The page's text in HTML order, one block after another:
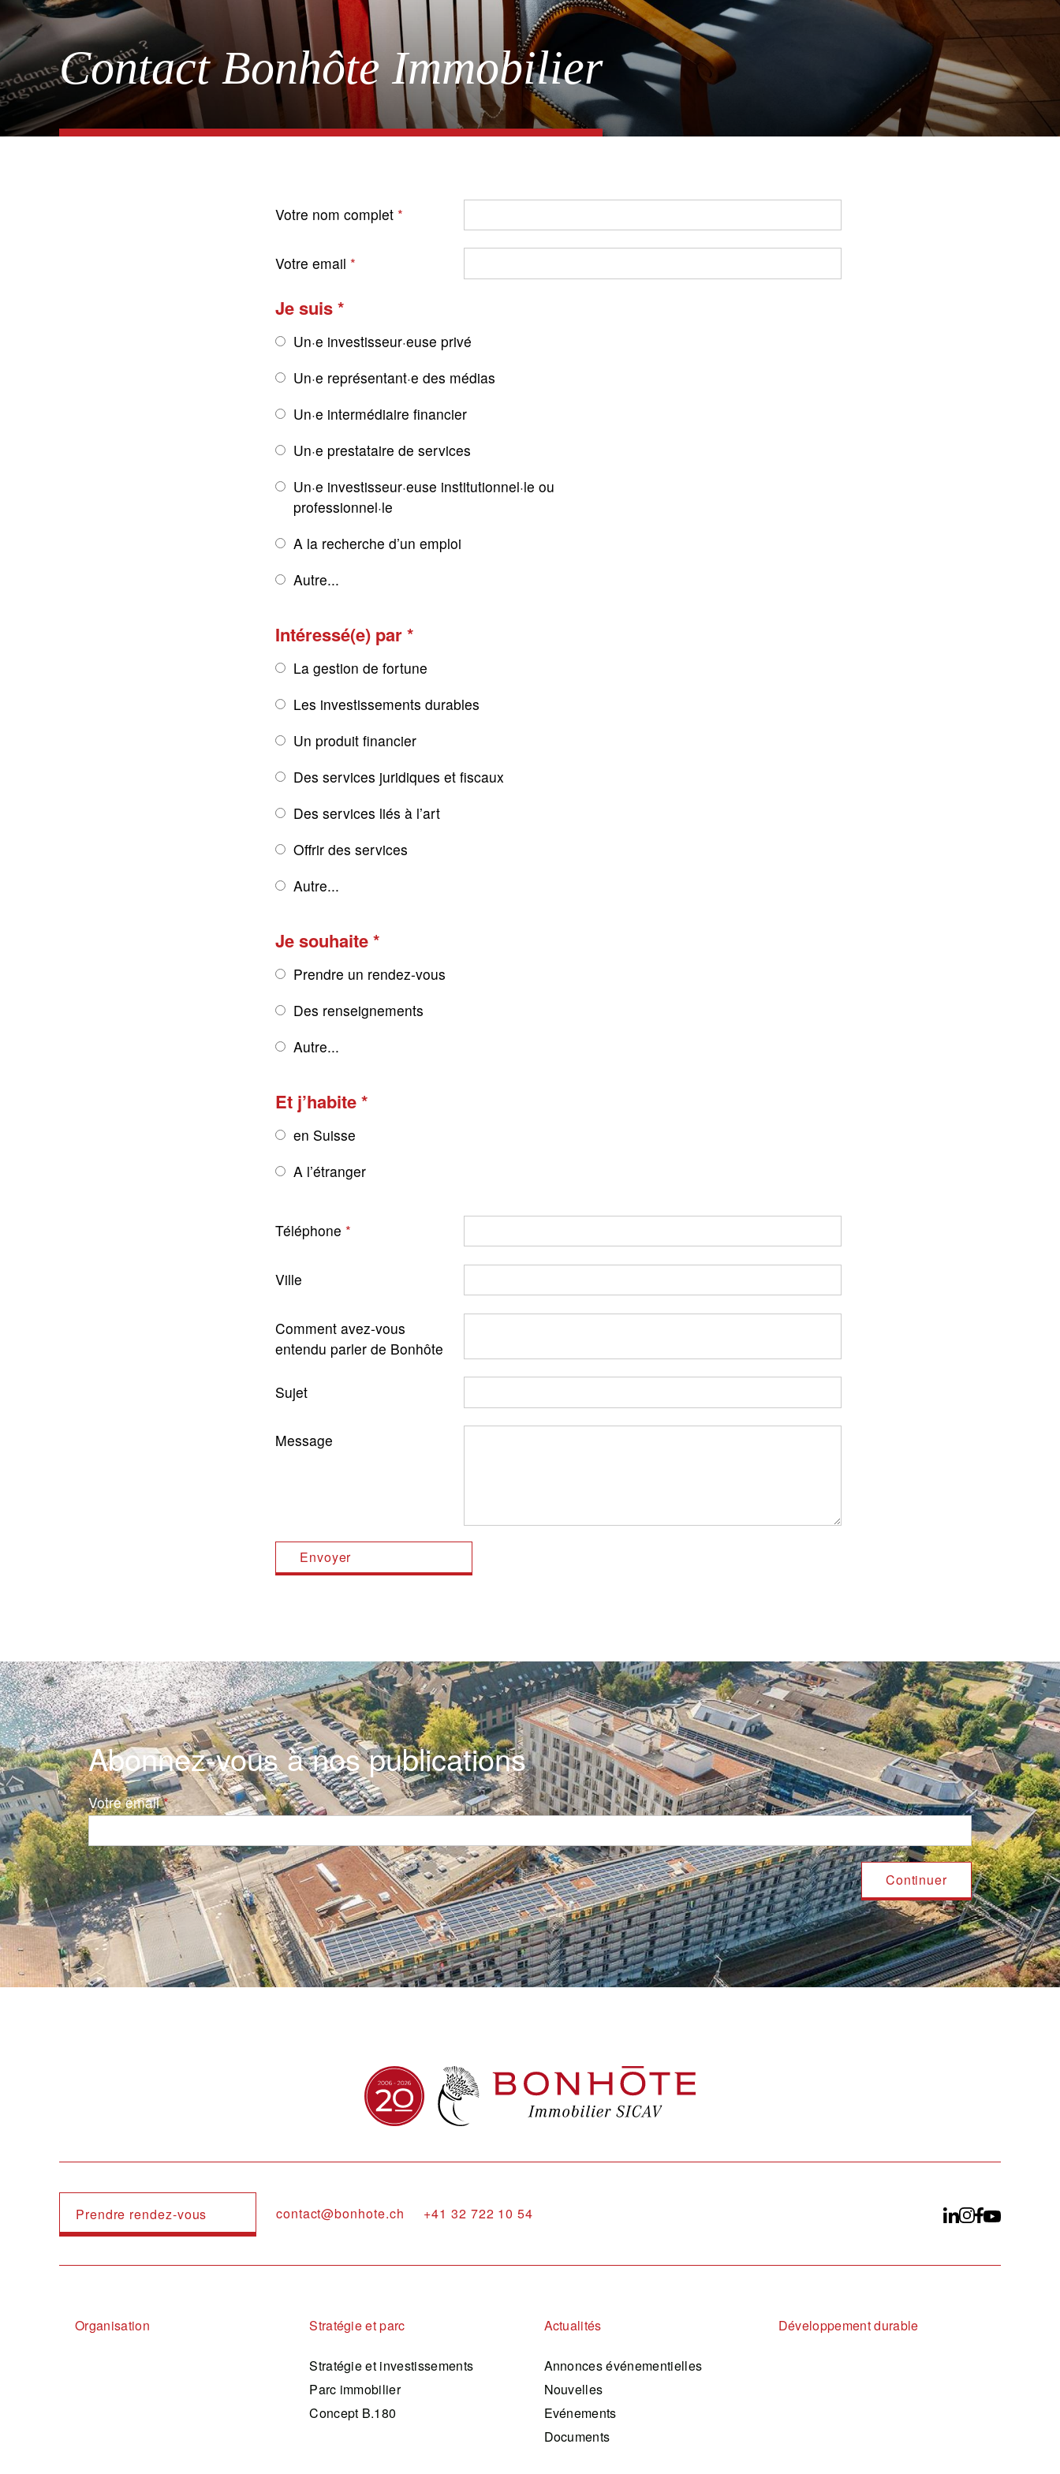
Contact Bonhôte Immobilier
Votre nom complet
Votre email
Je suis
Un·e investisseur·euse privé
Un·e représentant·e des médias
Un·e intermédiaire financier
Un·e prestataire de services
Un·e investisseur·euse institutionnel·le ou
professionnel·le
A la recherche d’un emploi
Autre...
Intéressé(e) par
La gestion de fortune
Les investissements durables
Un produit financier
Des services juridiques et fiscaux
Des services liés à l’art
Offrir des services
Autre...
Je souhaite
Prendre un rendez-vous
Des renseignements
Autre...
Et j’habite
en Suisse
A l’étranger
Téléphone
Ville
Comment avez-vous
entendu parler de Bonhôte
Sujet
Message
Abonnez-vous à nos publications
Votre email
Prendre rendez-vous contact@bonhote.ch +41 32 722 10 54
Navigation principale
Organisation Stratégie et parc
Stratégie et investissements
Parc immobilier
Concept B.180
Actualités
Annonces événementielles
Nouvelles
Evénements
Documents
Développement durable